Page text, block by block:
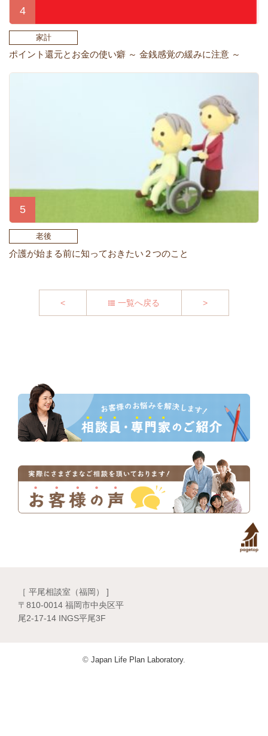
家計
ポイント還元とお金の使い癖 ～ 金銭感覚の緩みに注意 ～
老後
介護が始まる前に知っておきたい２つのこと
< 一覧へ戻る >
［ 平尾相談室（福岡） ]
〒810-0014 福岡市中央区平
尾2-17-14 INGS平尾3F
© Japan Life Plan Laboratory.